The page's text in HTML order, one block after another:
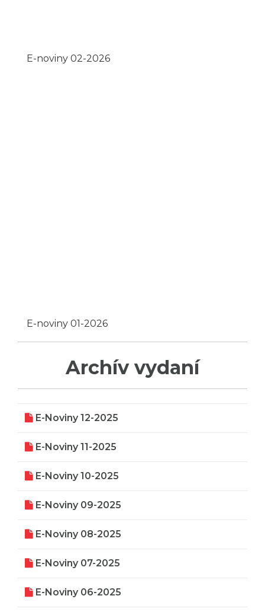
E-noviny 02-2026
E-noviny 01-2026
Archív vydaní
E-Noviny 12-2025
E-Noviny 11-2025
E-Noviny 10-2025
E-Noviny 09-2025
E-Noviny 08-2025
E-Noviny 07-2025
E-Noviny 06-2025